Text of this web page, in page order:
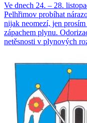
Ve dnech 24. – 28.
Pelhřimov probíhat
nijak neomezí, jen
zápachem plynu.
netěsnosti v plynových